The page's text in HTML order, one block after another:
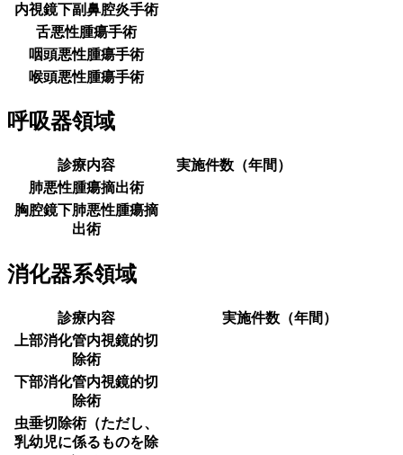
内視鏡下副鼻腔炎手術
舌悪性腫瘍手術
咽頭悪性腫瘍手術
喉頭悪性腫瘍手術
呼吸器領域
診療内容
実施件数（年間）
肺悪性腫瘍摘出術
胸腔鏡下肺悪性腫瘍摘
出術
消化器系領域
診療内容
実施件数（年間）
上部消化管内視鏡的切
除術
下部消化管内視鏡的切
除術
虫垂切除術（ただし、
乳幼児に係るものを除